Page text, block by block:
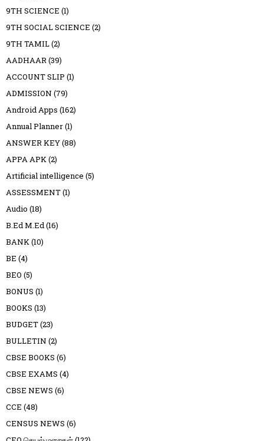
9TH SCIENCE (1)
9TH SOCIAL SCIENCE (2)
9TH TAMIL(2)
AADHAAR(39)
ACCOUNT SLIP (1)
ADMISSION (79)
Android Apps (162)
Annual Planner(1)
ANSWER KEY(88)
APPA APK(2)
Artificial intelligence (5)
ASSESSMENT(1)
Audio (18)
B.Ed M.Ed(16)
BANK(10)
BE (4)
BEO (5)
BONUS (1)
BOOKS (13)
BUDGET(23)
BULLETIN (2)
CBSE BOOKS (6)
CBSE EXAMS (4)
CBSE NEWS (6)
CCE (48)
CENSUS NEWS (6)